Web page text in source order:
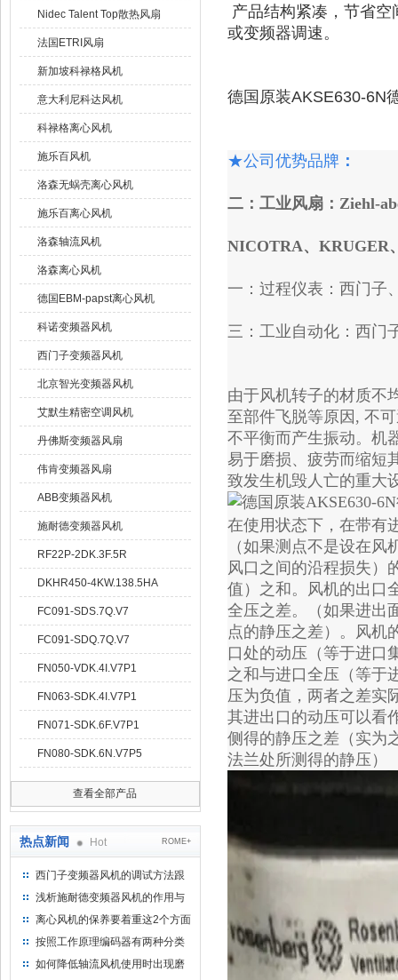
Nidec Talent Top散热风扇
法国ETRI风扇
新加坡科禄格风机
意大利尼科达风机
科禄格离心风机
施乐百风机
洛森无蜗壳离心风机
施乐百离心风机
洛森轴流风机
洛森离心风机
德国EBM-papst离心风机
科诺变频器风机
西门子变频器风机
北京智光变频器风机
艾默生精密空调风机
丹佛斯变频器风扇
伟肯变频器风扇
ABB变频器风机
施耐德变频器风机
RF22P-2DK.3F.5R
DKHR450-4KW.138.5HA
FC091-SDS.7Q.V7
FC091-SDQ.7Q.V7
FN050-VDK.4I.V7P1
FN063-SDK.4I.V7P1
FN071-SDK.6F.V7P1
FN080-SDK.6N.V7P5
查看全部产品
热点新闻 Hot ROME+
西门子变频器风机的调试方法跟
步骤
浅析施耐德变频器风机的作用与
意义所在
离心风机的保养要着重这2个方面
按照工作原理编码器有两种分类
如何降低轴流风机使用时出现磨
产品结构紧凑，节省
或变频器调速。
德国原装AKSE630-6N
★公司优势品牌 ：
二：工业风扇：Ziehl-
NICOTRA、KRUGER
一：过程仪表：西门子
三：工业自动化：西门
由于风机转子的材质不
至部件飞脱等原因, 不
不平衡而产生振动。机
易于磨损、疲劳而缩短
致发生机毁人亡的重大
在使用状态下，在带有
（如果测点不是设在
风口之间的沿程损失）
值）之和。风机的出口
全压之差。（如果进出
点的静压之差）。风机
口处的动压（等于进口
之和与进口全压（等于
压为负值，两者之差实
其进出口的动压可以看
侧得的静压之差（实为
法兰处所测得的静压）